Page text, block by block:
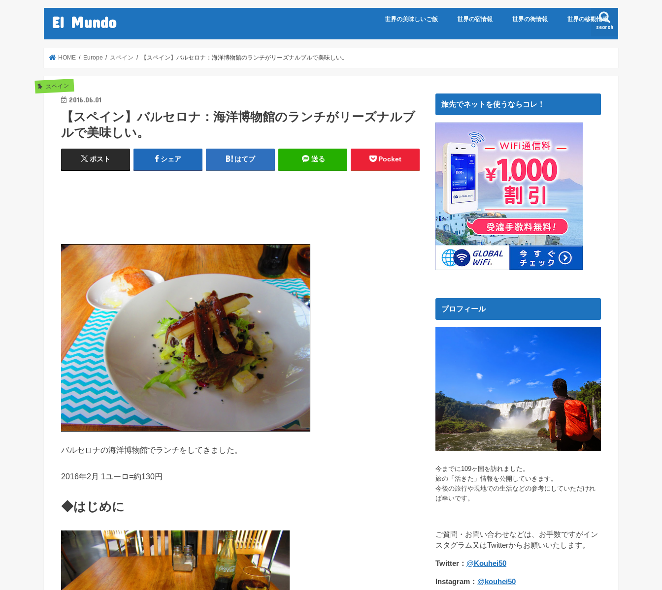
El Mundo search
世界の美味しいご飯 世界の宿情報 世界の街情報 世界の移動情報
HOME Europe スペイン 【スペイン】バルセロナ：海洋博物館のランチがリーズナルブルで美味しい。
スペイン
2016.06.01
【スペイン】バルセロナ：海洋博物館のランチがリーズナルブ
ルで美味しい。
ポスト シェア はてブ 送る Pocket
バルセロナの海洋博物館でランチをしてきました。
2016年2月 1ユーロ=約130円
◆はじめに
旅先でネットを使うならコレ！
プロフィール
今までに109ヶ国を訪れました。
旅の「活きた」情報を公開していきます。
今後の旅行や現地での生活などの参考にしていただけれ
ば幸いです。
ご質問・お問い合わせなどは、お手数ですがイン
スタグラム又はTwitterからお願いいたします。
Twitter： @Kouhei50
Instagram： @kouhei50